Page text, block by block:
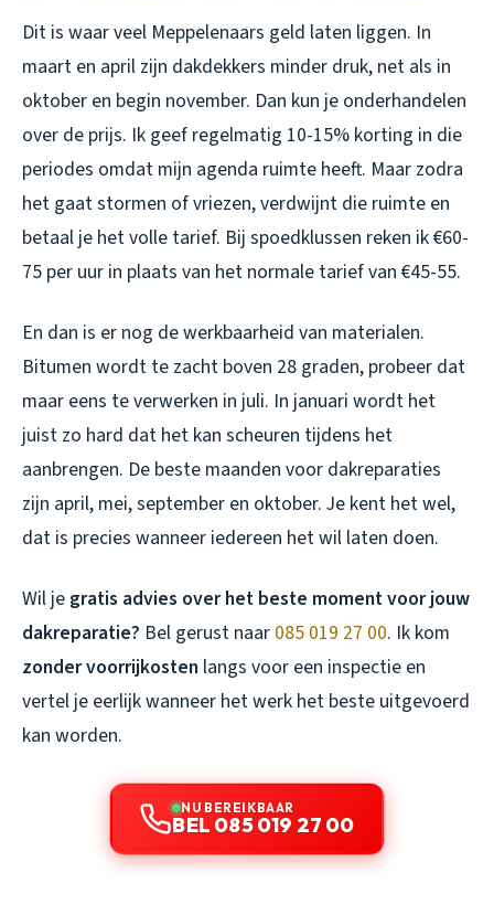
Dit is waar veel Meppelenaars geld laten liggen. In
maart en april zijn dakdekkers minder druk, net als in
oktober en begin november. Dan kun je onderhandelen
over de prijs. Ik geef regelmatig 10-15% korting in die
periodes omdat mijn agenda ruimte heeft. Maar zodra
het gaat stormen of vriezen, verdwijnt die ruimte en
betaal je het volle tarief. Bij spoedklussen reken ik €60-
75 per uur in plaats van het normale tarief van €45-55.
En dan is er nog de werkbaarheid van materialen.
Bitumen wordt te zacht boven 28 graden, probeer dat
maar eens te verwerken in juli. In januari wordt het
juist zo hard dat het kan scheuren tijdens het
aanbrengen. De beste maanden voor dakreparaties
zijn april, mei, september en oktober. Je kent het wel,
dat is precies wanneer iedereen het wil laten doen.
Wil je gratis advies over het beste moment voor jouw
dakreparatie? Bel gerust naar 085 019 27 00. Ik kom
zonder voorrijkosten langs voor een inspectie en
vertel je eerlijk wanneer het werk het beste uitgevoerd
kan worden.
NU BEREIKBAAR
BEL 085 019 27 00